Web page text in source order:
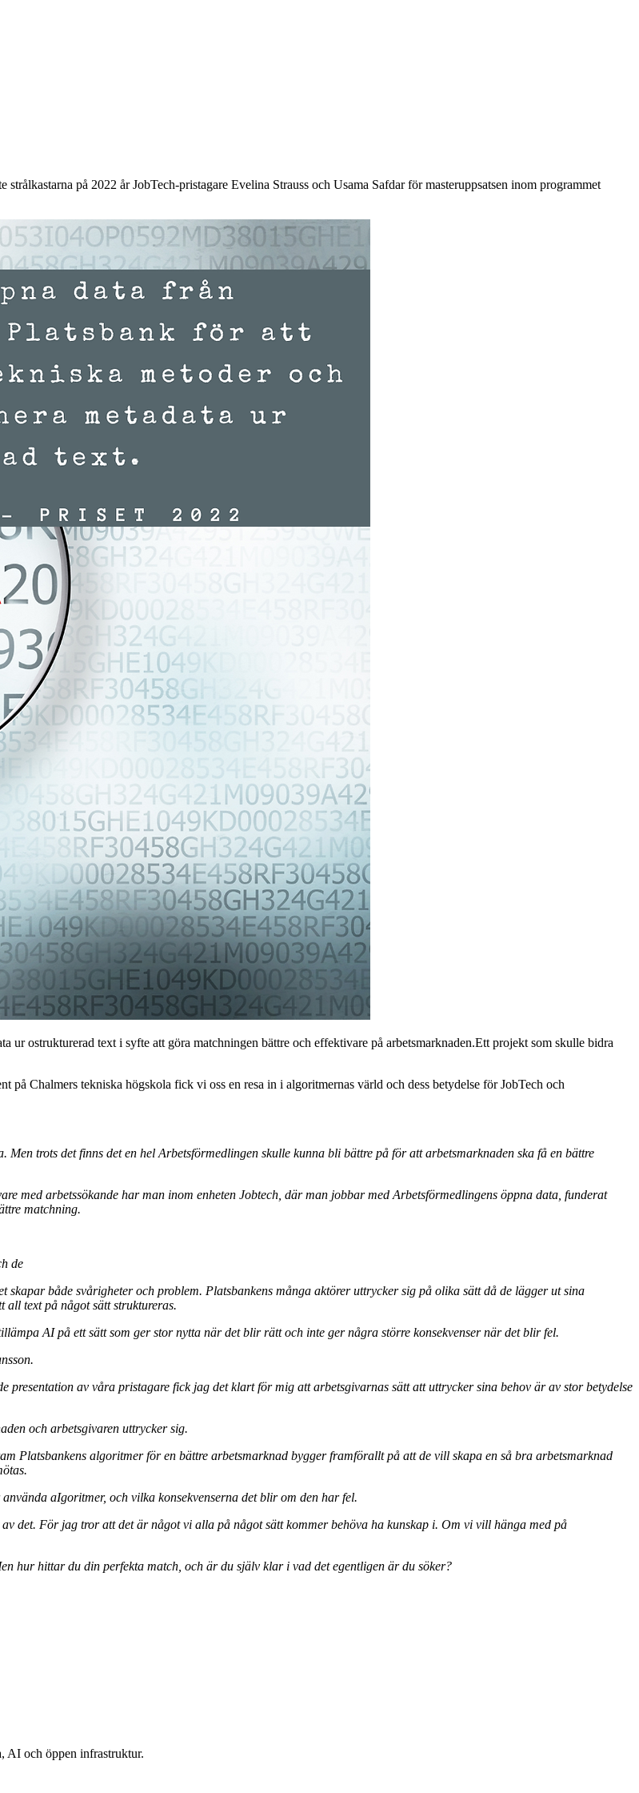
på 2022 år JobTech-pristagare Evelina Strauss och Usama Safdar för masteruppsatsen inom programmet
ur ostrukturerad text i syfte att göra matchningen bättre och effektivare på arbetsmarknaden.Ett projekt som skulle bidra
på Chalmers tekniska högskola fick vi oss en resa in i algoritmernas värld och dess betydelse för JobTech och
trots det finns det en hel Arbetsförmedlingen skulle kunna bli bättre på för att arbetsmarknaden ska få en bättre
med arbetssökande har man inom enheten Jobtech, där man jobbar med Arbetsförmedlingens öppna data, funderat
matchning.
de
både svårigheter och problem. Platsbankens många aktörer uttrycker sig på olika sätt då de lägger ut sina
all text på något sätt struktureras.
AI på ett sätt som ger stor nytta när det blir rätt och inte ger några större konsekvenser när det blir fel.
av våra pristagare fick jag det klart för mig att arbetsgivarnas sätt att uttrycker sina behov är av stor betydelse
och arbetsgivaren uttrycker sig.
Platsbankens algoritmer för en bättre arbetsmarknad bygger framförallt på att de vill skapa en så bra arbetsmarknad
aIgoritmer, och vilka konsekvenserna det blir om den har fel.
det. För jag tror att det är något vi alla på något sätt kommer behöva ha kunskap i. Om vi vill hänga med på
hur hittar du din perfekta match, och är du själv klar i vad det egentligen är du söker?
AI och öppen infrastruktur.